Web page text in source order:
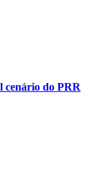
cenário do PRR